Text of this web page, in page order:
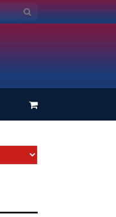
Einkaufswagen